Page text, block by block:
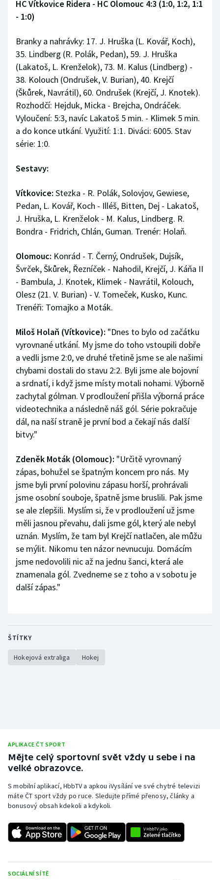
HC Vítkovice Ridera - HC Olomouc 4:3 (1:0, 1:2, 1:1
- 1:0)
Branky a nahrávky: 17. J. Hruška (L. Kovář, Koch),
35. Lindberg (R. Polák, Pedan), 59. J. Hruška
(Lakatoš, L. Krenželok), 73. M. Kalus (Lindberg) -
38. Kolouch (Ondrušek, V. Burian), 40. Krejčí
(Škůrek, Navrátil), 60. Ondrušek (Krejčí, J. Knotek).
Rozhodčí: Hejduk, Micka - Brejcha, Ondráček.
Vyloučení: 5:3, navíc Lakatoš 5 min. - Klimek 5 min.
a do konce utkání. Využití: 1:1. Diváci: 6005. Stav
série: 1:0.
Sestavy:
Vítkovice: Stezka - R. Polák, Solovjov, Gewiese,
Pedan, L. Kovář, Koch - Illéš, Bitten, Dej - Lakatoš,
J. Hruška, L. Krenželok - M. Kalus, Lindberg. R.
Bondra - Fridrich, Chlán, Guman. Trenér: Holaň.
Olomouc: Konrád - T. Černý, Ondrušek, Dujsík,
Švrček, Škůrek, Řezníček - Nahodil, Krejčí, J. Káňa II
- Bambula, J. Knotek, Klimek - Navrátil, Kolouch,
Olesz (21. V. Burian) - V. Tomeček, Kusko, Kunc.
Trenéři: Tomajko a Moták.
Miloš Holaň (Vítkovice): "Dnes to bylo od začátku
vyrovnané utkání. My jsme do toho vstoupili dobře
a vedli jsme 2:0, ve druhé třetině jsme se ale našimi
chybami dostali do stavu 2:2. Byli jsme ale bojovní
a srdnatí, i když jsme místy motali nohami. Výborně
zachytal gólman. V prodloužení přišla výborná práce
videotechnika a následně náš gól. Série pokračuje
dál, na naší straně je první bod a čekají nás další
bitvy."
Zdeněk Moták (Olomouc): "Určitě vyrovnaný
zápas, bohužel se špatným koncem pro nás. My
jsme byli první polovinu zápasu horší, prohrávali
jsme osobní souboje, špatně jsme bruslili. Pak jsme
se ale zlepšili. Myslím si, že v prodloužení už jsme
měli jasnou převahu, dali jsme gól, který ale nebyl
uznán. Myslím, že tam byl Krejčí natlačen, ale můžu
se mýlit. Nikomu ten názor nevnucuju. Domácím
jsme nedovolili nic až na jednu šanci, která ale
znamenala gól. Zvedneme se z toho a v sobotu je
další zápas."
ŠTÍTKY
Hokejová extraliga Hokej
APLIKACE ČT SPORT
Mějte celý sportovní svět vždy u sebe i na
velké obrazovce.
S mobilní aplikací, HbbTV a apkou iVysílání ve své chytré televizi
máte ČT sport vždy po ruce. Sledujte přímé přenosy, články a
bonusový obsah kdekoli a kdykoli.
SOCIÁLNÍ SÍTĚ